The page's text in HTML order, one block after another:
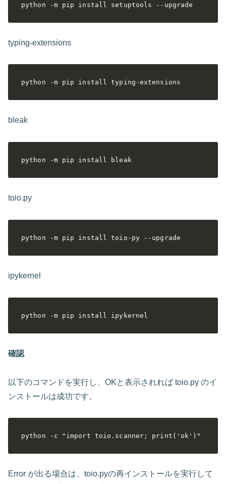
python -m pip install setuptools --upgrade
typing-extensions
python -m pip install typing-extensions
bleak
python -m pip install bleak
toio.py
python -m pip install toio-py --upgrade
ipykernel
python -m pip install ipykernel
確認
以下のコマンドを実行し、OKと表示されれば toio.py のイ
ンストールは成功です。
python -c "import toio.scanner; print('ok')"
Error が出る場合は、toio.pyの再インストールを実行して